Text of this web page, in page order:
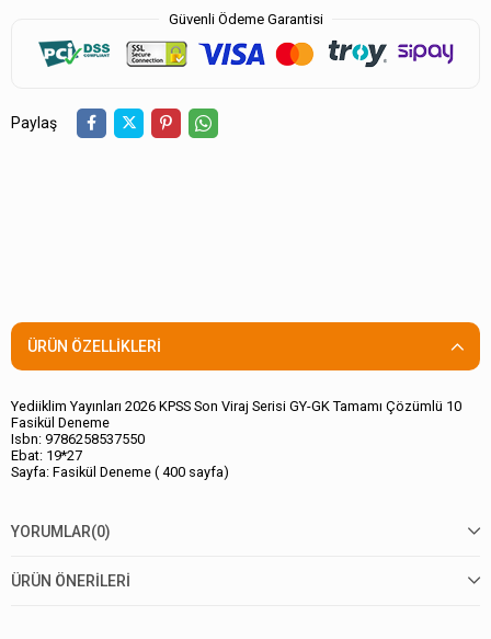
Güvenli Ödeme Garantisi
Paylaş
ÜRÜN ÖZELLIKLERI
Yediiklim Yayınları 2026 KPSS Son Viraj Serisi GY-GK Tamamı Çözümlü 10
Fasikül Deneme
Isbn: 9786258537550
Ebat: 19*27
Sayfa: Fasikül Deneme ( 400 sayfa)
YORUMLAR(0)
ÜRÜN ÖNERILERI